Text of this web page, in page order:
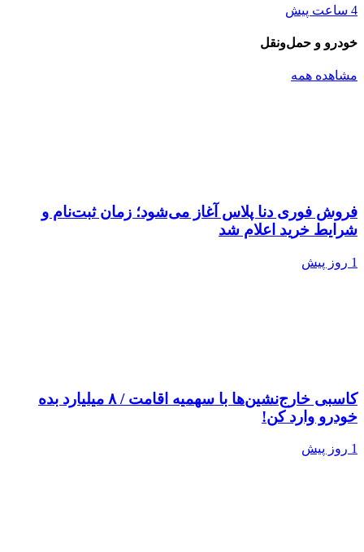
4 ساعت پیش
خودرو و حمل‌و‌نقل
مشاهده همه
فروش فوری دنا پلاس آغاز می‌شود؛ زمان ثبت‌نام و
شرایط خرید اعلام شد
1 روز پیش
کاسبی خارج‌نشین‌ها با سهمیه اقامت / ۸ میلیارد بده
خودرو وارد کن!
1 روز پیش